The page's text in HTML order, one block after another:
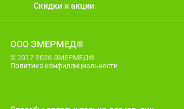
Скидки и акции
ООО ЭМЕРМЕД®
© 2017-2026 ЭМЕРМЕД®
Политика конфиденциальности